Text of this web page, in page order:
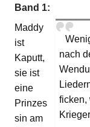
Band 1:
nach
ficken,
Maddy
ist
Kaputt,
sie ist
eine
Prinzes
sin am